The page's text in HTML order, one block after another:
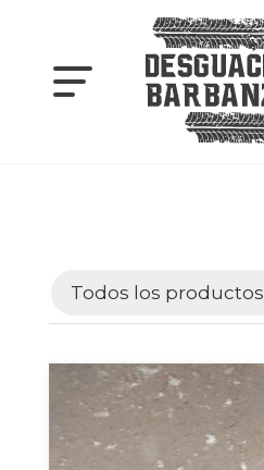
Todos los productos